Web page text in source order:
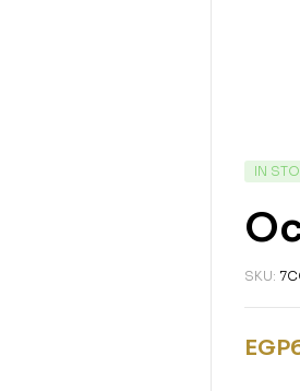
IN
SKU:
EGP